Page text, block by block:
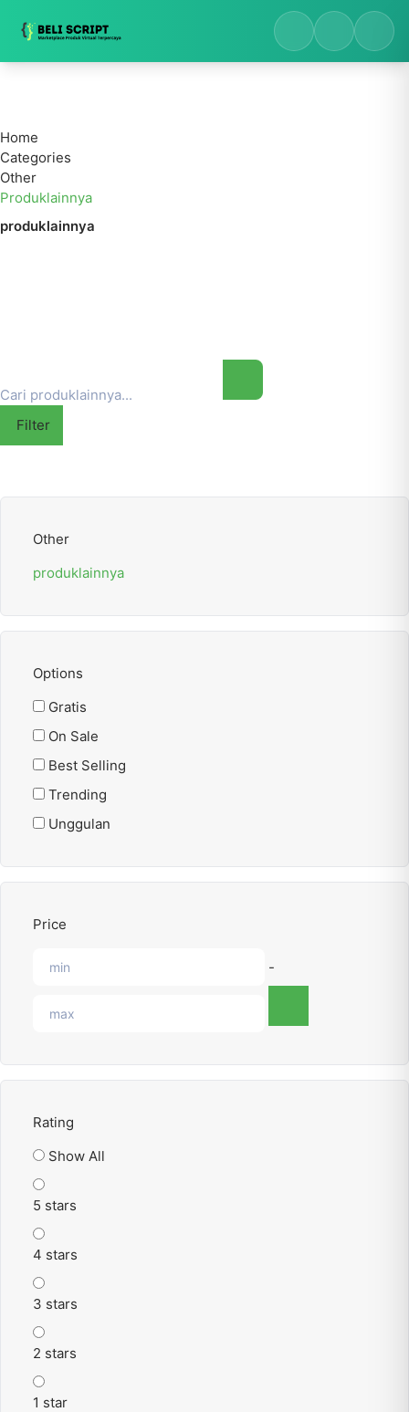
Home
Categories
Other
Produklainnya
produklainnya
Filter
Other
produklainnya
Options
Gratis
On Sale
Best Selling
Trending
Unggulan
Price
-
Rating
Show All
5 stars
4 stars
3 stars
2 stars
1 star